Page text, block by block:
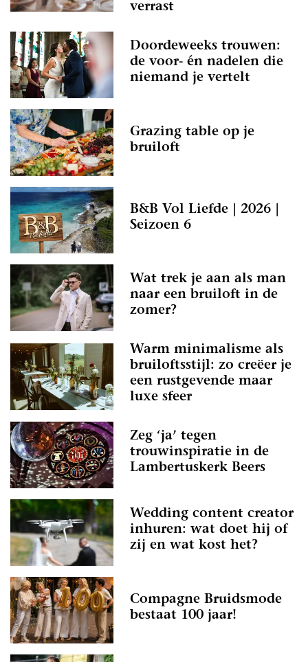
verrast
Doordeweeks trouwen:
de voor- én nadelen die
niemand je vertelt
Grazing table op je
bruiloft
B&B Vol Liefde | 2026 |
Seizoen 6
Wat trek je aan als man
naar een bruiloft in de
zomer?
Warm minimalisme als
bruiloftsstijl: zo creëer je
een rustgevende maar
luxe sfeer
Zeg ‘ja’ tegen
trouwinspiratie in de
Lambertuskerk Beers
Wedding content creator
inhuren: wat doet hij of
zij en wat kost het?
Compagne Bruidsmode
bestaat 100 jaar!